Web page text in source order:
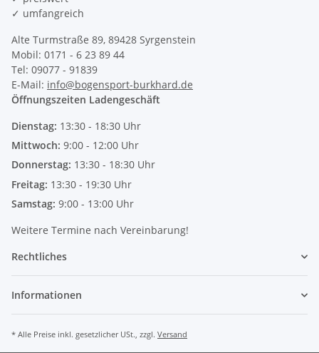
✓ umfangreich
Alte Turmstraße 89, 89428 Syrgenstein
Mobil: 0171 - 6 23 89 44
Tel: 09077 - 91839
E-Mail: info@bogensport-burkhard.de
Öffnungszeiten Ladengeschäft
Dienstag: 13:30 - 18:30 Uhr
Mittwoch: 9:00 - 12:00 Uhr
Donnerstag: 13:30 - 18:30 Uhr
Freitag: 13:30 - 19:30 Uhr
Samstag: 9:00 - 13:00 Uhr
Weitere Termine nach Vereinbarung!
Rechtliches
Informationen
* Alle Preise inkl. gesetzlicher USt., zzgl. Versand